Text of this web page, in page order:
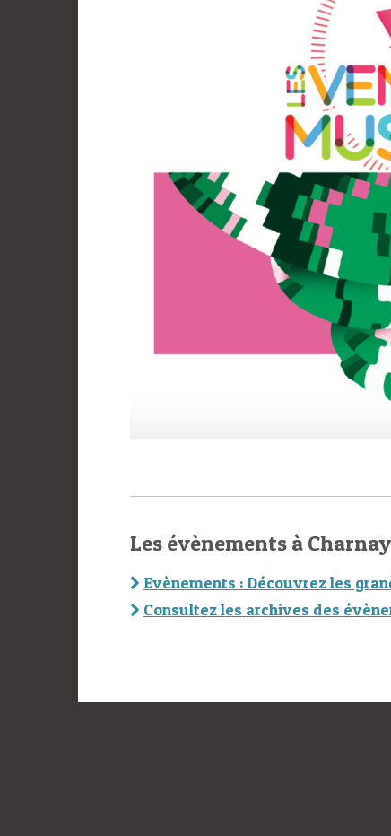
Les évènements à Charnay
Evènements : Découvrez les
Consultez les archives des